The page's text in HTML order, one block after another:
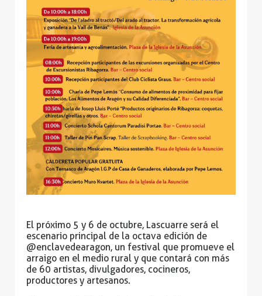
El próximo 5 y 6 de octubre, Lascuarre será el
escenario principal de la octava edición de
@enclavedearagon, un festival que promueve el
arraigo en el medio rural y que contará con más
de 60 artistas, divulgadores, cocineros,
productores y artesanos.